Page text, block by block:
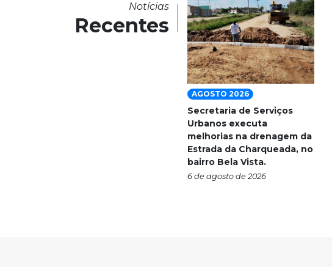
Notícias
Recentes
AGOSTO 2026
Secretaria de Serviços
Urbanos executa
melhorias na drenagem da
Estrada da Charqueada, no
bairro Bela Vista.
6 de agosto de 2026